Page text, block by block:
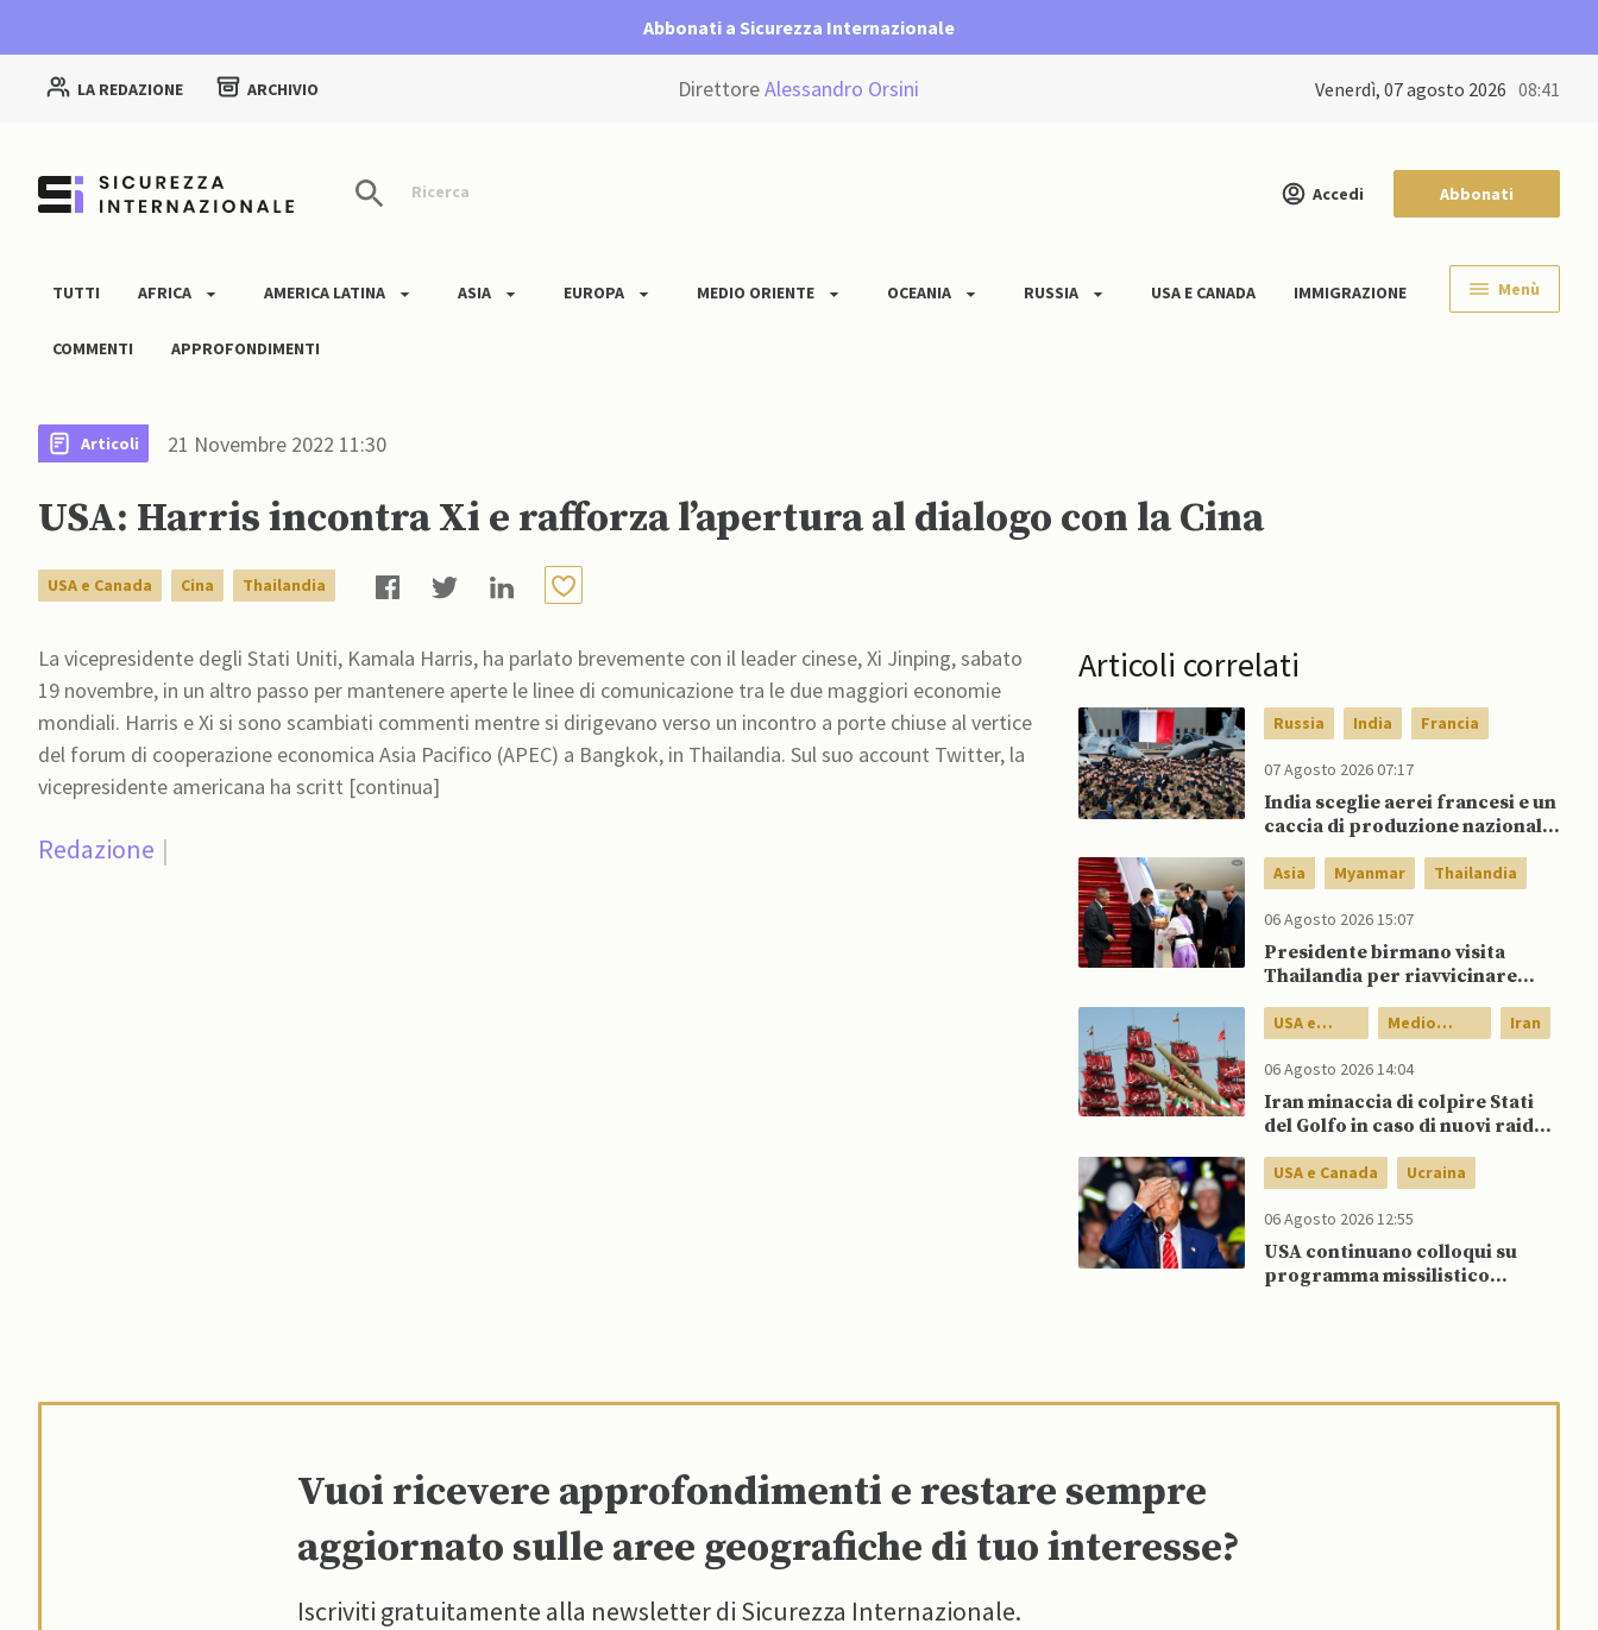
Abbonati a Sicurezza Internazionale
LA REDAZIONE ARCHIVIO DirettoreAlessandro Orsini venerdì, 07 agosto 2026 08:41
Ricerca Accedi Abbonati
TUTTI AFRICA AMERICA LATINA ASIA EUROPA MEDIO ORIENTE OCEANIA RUSSIA USA E CANADA IMMIGRAZIONE
COMMENTI APPROFONDIMENTI
Menù
Articoli 21 Novembre 2022 11:30
USA: Harris incontra Xi e rafforza l’apertura al dialogo con la Cina
USA e Canada Cina Thailandia
La vicepresidente degli Stati Uniti, Kamala Harris, ha parlato brevemente con il leader cinese, Xi Jinping, sabato
19 novembre, in un altro passo per mantenere aperte le linee di comunicazione tra le due maggiori economie
mondiali. Harris e Xi si sono scambiati commenti mentre si dirigevano verso un incontro a porte chiuse al vertice
del forum di cooperazione economica Asia Pacifico (APEC) a Bangkok, in Thailandia. Sul suo account Twitter, la
vicepresidente americana ha scritt [continua]
Redazione |
Articoli correlati
Russia India Francia
07 Agosto 2026 07:17
India sceglie aerei francesi e un
caccia di produzione nazionale,
parte di Putin
Asia Myanmar Thailandia
06 Agosto 2026 15:07
Presidente birmano visita
Thailandia per riavvicinare
USA e
Canada
Medio
Oriente
Iran
06 Agosto 2026 14:04
Iran minaccia di colpire Stati
del Golfo in caso di nuovi raid
USA e Canada Ucraina
06 Agosto 2026 12:55
USA continuano colloqui su
programma missilistico
Vuoi ricevere approfondimenti e restare sempre
aggiornato sulle aree geografiche di tuo interesse?
Iscriviti gratuitamente alla newsletter di Sicurezza Internazionale.